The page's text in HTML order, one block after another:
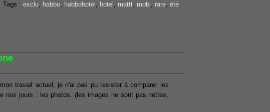
Tags : exclu, habbo, habbohotel , hotel , mattt, mobi, rare, été
travail actuel, je n'ai pas pu resister à comparer les
nos jours : les photos. (les images ne sont pas nettes,